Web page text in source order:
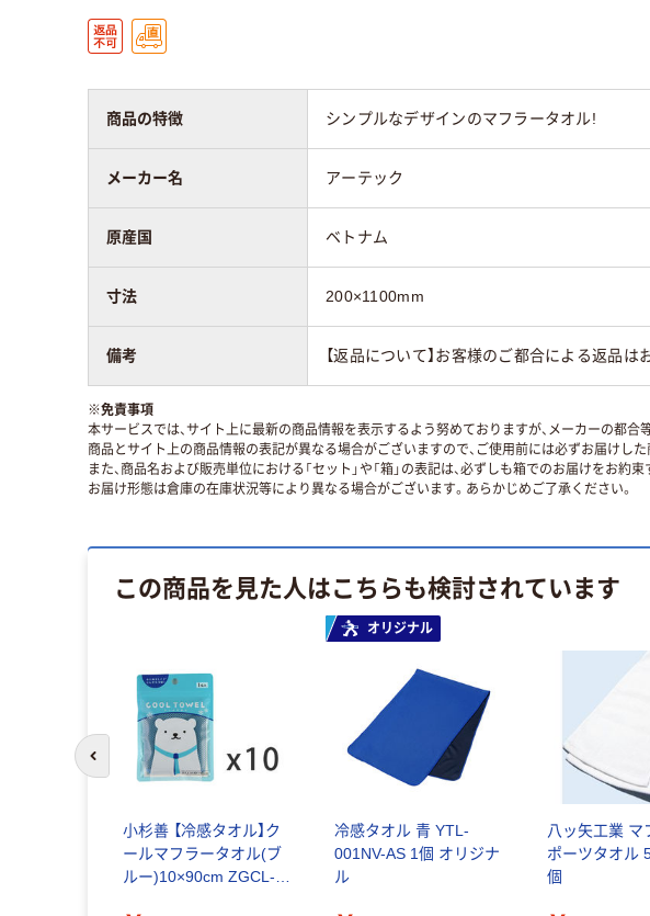
商品の特徴 シンプルなデザインのマフラータオル!
メーカー名 アーテック
原産国 ベトナム
寸法 200×1100mm
備考 【返品について】お客様のご都合による返品は
※免責事項
本サービスでは、サイト上に最新の商品情報を表示するよう努めておりますが、メーカーの都合
商品とサイト上の商品情報の表記が異なる場合がございますので、ご使用前には必ずお届けし
また、商品名および販売単位における「セット」や「箱」の表記は、必ずしも箱でのお届けをお約
お届け形態は倉庫の在庫状況等により異なる場合がございます。あらかじめご了承ください。
この商品を見た人はこちらも検討されています
小杉善 【冷感タオル】ク
ールマフラータオル(ブ
ルー)10×90cm ZGCL-
オリジナル
冷感タオル 青 YTL-
001NV-AS 1個 オリジナ
ル
八ッ矢工業 マ
ポーツタオル
個
前のスライドへ